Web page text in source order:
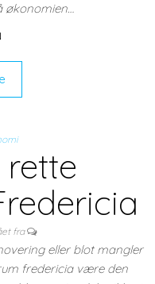
økonomien…
rette
fra
eller blot mangler
fredericia være den